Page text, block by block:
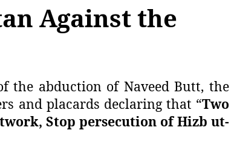
Against the
the abduction of Naveed Butt, the
and placards declaring that “Two
Stop persecution of Hizb ut-